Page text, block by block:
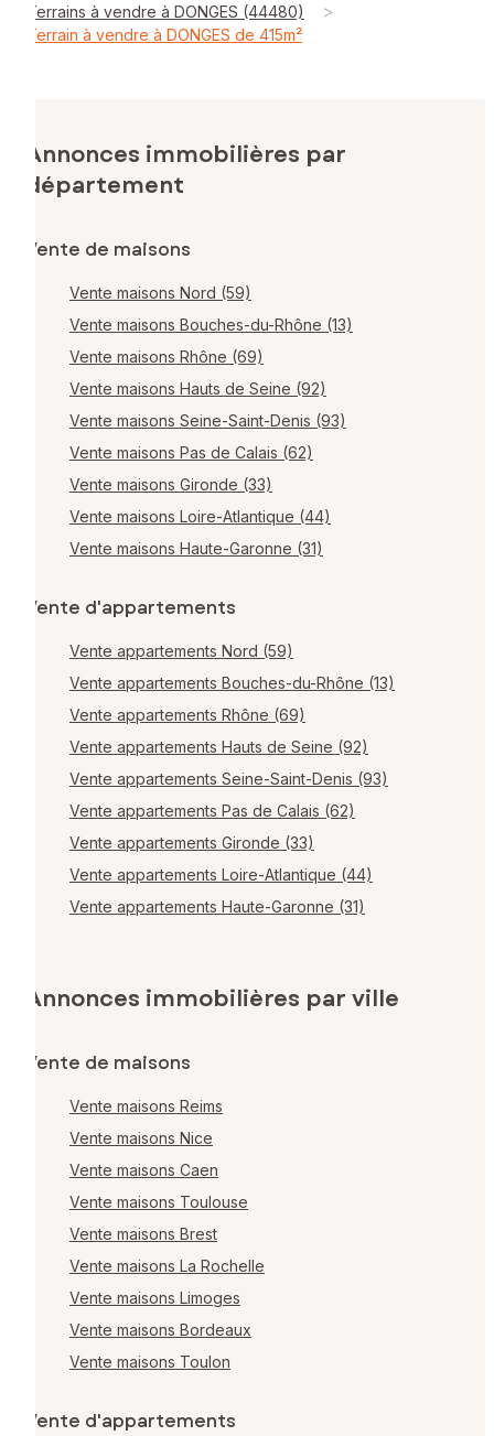
Terrains à vendre à DONGES (44480) >
Terrain à vendre à DONGES de 415m²
Annonces immobilières par
département
Vente de maisons
Vente maisons Nord (59)
Vente maisons Bouches-du-Rhône (13)
Vente maisons Rhône (69)
Vente maisons Hauts de Seine (92)
Vente maisons Seine-Saint-Denis (93)
Vente maisons Pas de Calais (62)
Vente maisons Gironde (33)
Vente maisons Loire-Atlantique (44)
Vente maisons Haute-Garonne (31)
Vente d'appartements
Vente appartements Nord (59)
Vente appartements Bouches-du-Rhône (13)
Vente appartements Rhône (69)
Vente appartements Hauts de Seine (92)
Vente appartements Seine-Saint-Denis (93)
Vente appartements Pas de Calais (62)
Vente appartements Gironde (33)
Vente appartements Loire-Atlantique (44)
Vente appartements Haute-Garonne (31)
Annonces immobilières par ville
Vente de maisons
Vente maisons Reims
Vente maisons Nice
Vente maisons Caen
Vente maisons Toulouse
Vente maisons Brest
Vente maisons La Rochelle
Vente maisons Limoges
Vente maisons Bordeaux
Vente maisons Toulon
Vente d'appartements